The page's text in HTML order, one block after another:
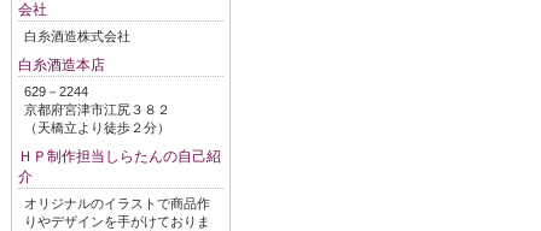
会社
白糸酒造株式会社
白糸酒造本店
629－2244
京都府宮津市江尻３８２
（天橋立より徒歩２分）
ＨＰ制作担当しらたんの自己紹
介
オリジナルのイラストで商品作
りやデザインを手がけておりま